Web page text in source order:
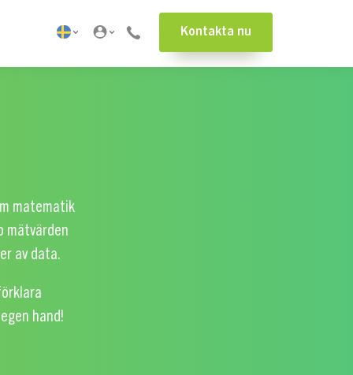
Kontakta nu
matematik
mätvärden
av data.
hand!